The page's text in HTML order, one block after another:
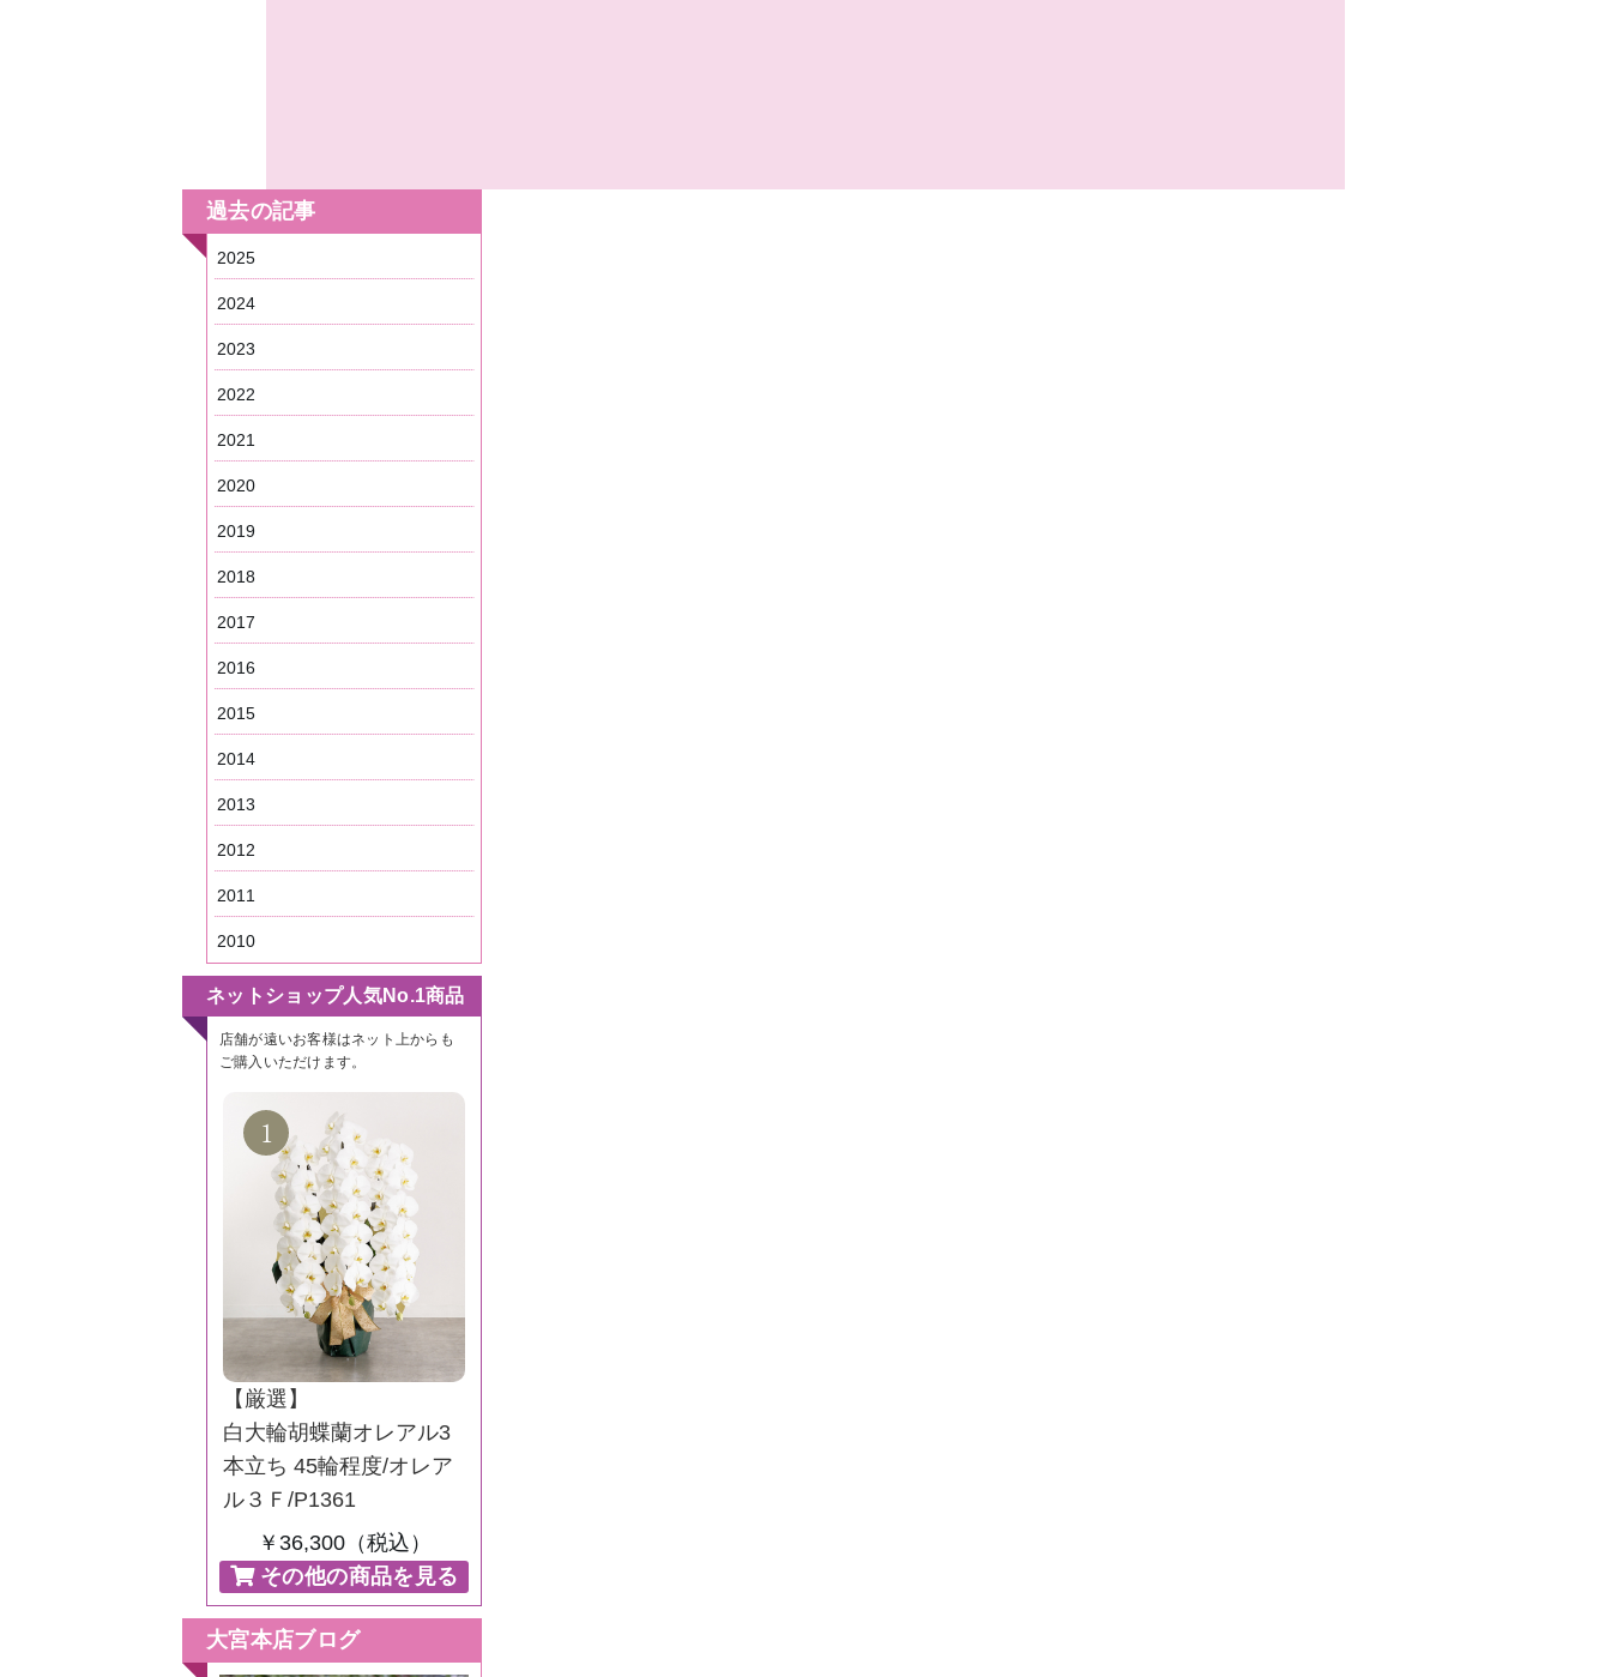
過去の記事
2025
2024
2023
2022
2021
2020
2019
2018
2017
2016
2015
2014
2013
2012
2011
2010
ネットショップ人気No.1商品
店舗が遠いお客様はネット上からも
ご購入いただけます。
【厳選】
白大輪胡蝶蘭オレアル3
本立ち 45輪程度/オレア
ル３Ｆ/P1361
￥36,300（税込）
その他の商品を見る
大宮本店ブログ